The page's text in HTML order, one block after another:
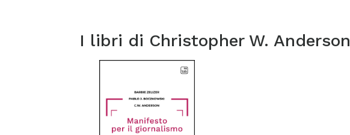
I libri di Christopher W. Anderson